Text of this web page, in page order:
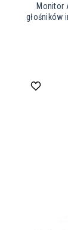
Monitor
głośników